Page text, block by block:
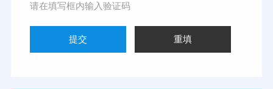
请在填写框内输入验证码